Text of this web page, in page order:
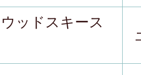
ッドスキース